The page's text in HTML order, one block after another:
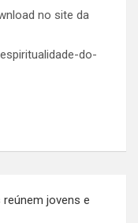
no site da
do-
reúnem jovens e